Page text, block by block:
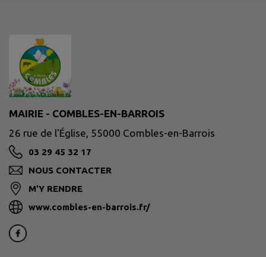
MAIRIE - COMBLES-EN-BARROIS
26 rue de l'Église, 55000 Combles-en-Barrois
03 29 45 32 17
NOUS CONTACTER
M'Y RENDRE
www.combles-en-barrois.fr/